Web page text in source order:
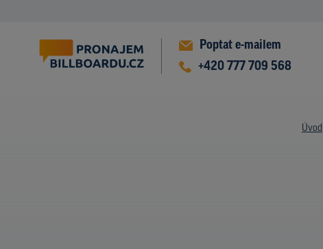
Poptat e-mailem
+420 777 709 568
Úvod